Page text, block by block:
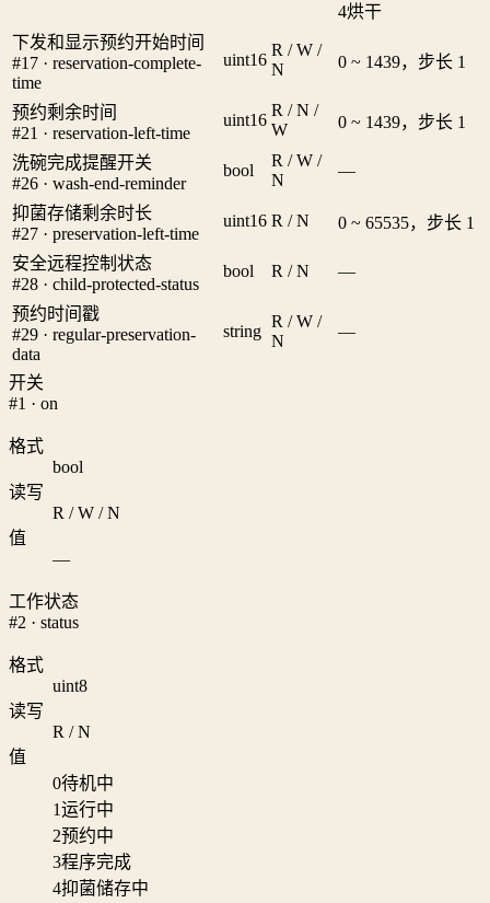
4烘干
下发和显示预约开始时间
#17 · reservation-complete-
time
uint16
R / W /
N
0 ~ 1439，步长 1
预约剩余时间
#21 · reservation-left-time
uint16
R / N /
W
0 ~ 1439，步长 1
洗碗完成提醒开关
#26 · wash-end-reminder
bool
R / W /
N
—
抑菌存储剩余时长
#27 · preservation-left-time
uint16 R / N 0 ~ 65535，步长 1
安全远程控制状态
#28 · child-protected-status
bool R / N —
预约时间戳
#29 · regular-preservation-
data
string
R / W /
N
—
开关
#1 · on
格式
bool
读写
R / W / N
值
—
工作状态
#2 · status
格式
uint8
读写
R / N
值
0待机中
1运行中
2预约中
3程序完成
4抑菌储存中